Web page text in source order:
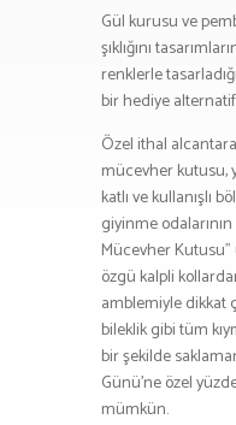
Gül kurusu ve
şıklığını
renklerle
bir hediye
Özel ithal
mücevher kutusu,
katlı ve kullanışlı
giyinme
Mücevher
özgü kalpli
amblemiyle dikkat
bileklik gibi tüm
bir şekilde
Günü’ne özel
mümkün.